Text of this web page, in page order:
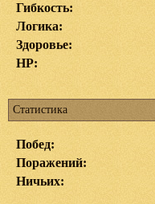
Гибкость:
Логика:
Здоровье:
HP:
Статистика
Побед:
Поражений:
Ничьих: